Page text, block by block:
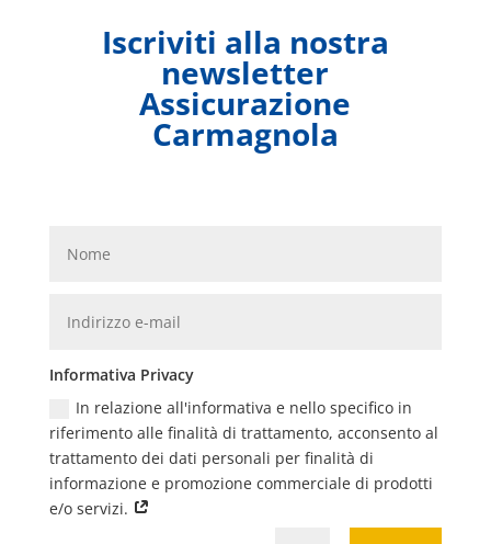
Iscriviti alla nostra
newsletter
Assicurazione
Carmagnola
Informativa Privacy
In relazione all'informativa e nello specifico in
riferimento alle finalità di trattamento, acconsento al
trattamento dei dati personali per finalità di
informazione e promozione commerciale di prodotti
e/o servizi.